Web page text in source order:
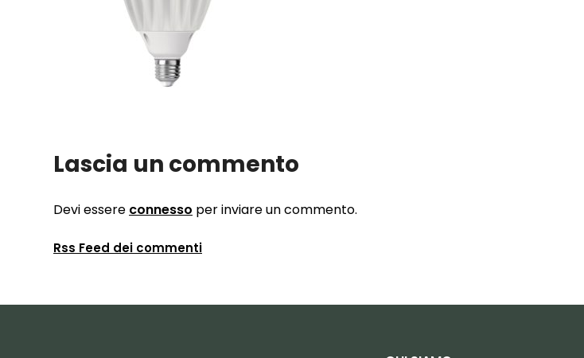
Lascia un commento
Devi essere connesso per inviare un commento.
Rss Feed dei commenti